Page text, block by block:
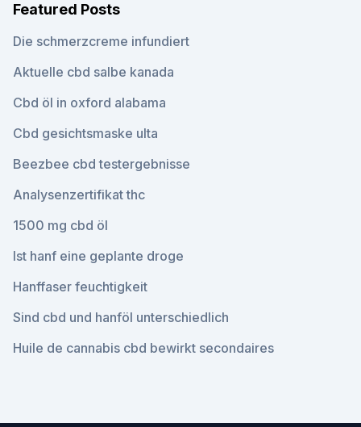
Featured Posts
Die schmerzcreme infundiert
Aktuelle cbd salbe kanada
Cbd öl in oxford alabama
Cbd gesichtsmaske ulta
Beezbee cbd testergebnisse
Analysenzertifikat thc
1500 mg cbd öl
Ist hanf eine geplante droge
Hanffaser feuchtigkeit
Sind cbd und hanföl unterschiedlich
Huile de cannabis cbd bewirkt secondaires